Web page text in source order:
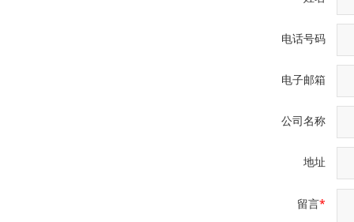
电话号码
电子邮箱
公司名称
地址
留言*